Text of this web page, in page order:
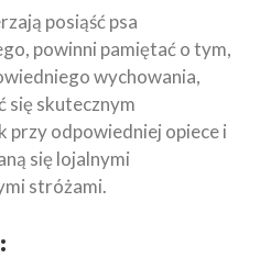
posiąść psa
powinni pamiętać o tym,
wychowania,
się skutecznym
przy odpowiedniej opiece i
się lojalnymi
stróżami.